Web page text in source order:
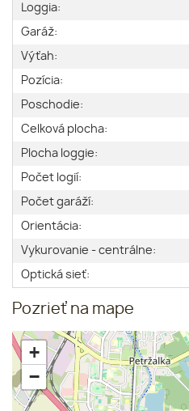
Loggia:
Garáž:
Výťah:
Pozícia:
Poschodie:
Celková plocha:
Plocha loggie:
Počet logií:
Počet garáží:
Orientácia:
Vykurovanie - centrálne:
Optická sieť:
Pozrieť na mape
+
−